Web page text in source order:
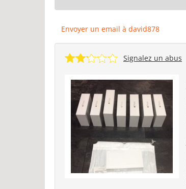
Envoyer un email à david878
Signalez un abus